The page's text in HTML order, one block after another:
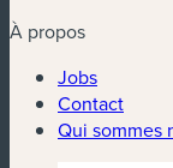
À propos
Jobs
Contact
Qui sommes